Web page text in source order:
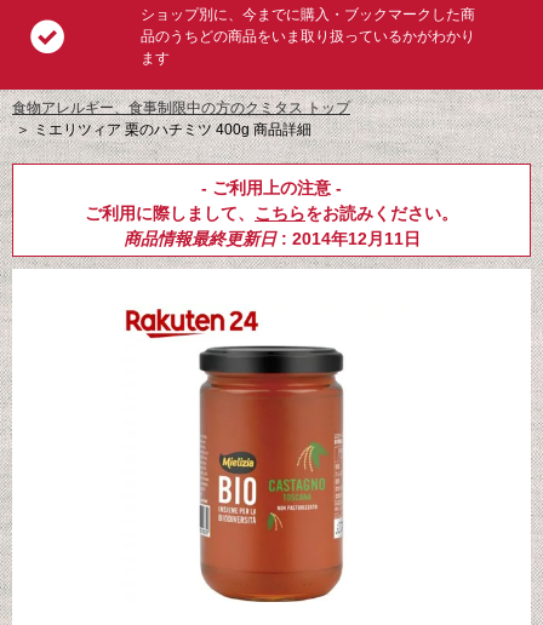
ショップ別に、今までに購入・ブックマークした商
品のうちどの商品をいま取り扱っているかがわかり
ます
食物アレルギー、食事制限中の方のクミタス トップ
＞ミエリツィア 栗のハチミツ 400g 商品詳細
- ご利用上の注意 -
ご利用に際しまして、 こちらをお読みください。
商品情報最終更新日: 2014年12月11日